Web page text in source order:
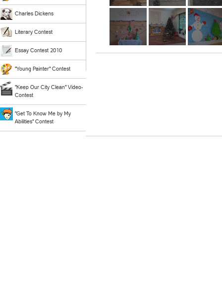
Charles Dickens
Literary Contest
Essay Contest 2010
"Young Painter" Contest
"Keep Our City Clean" Video-
Contest
"Get To Know Me by My
Abilities" Contest